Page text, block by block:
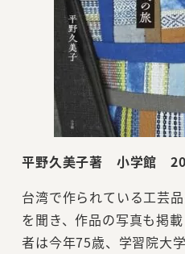
平野久美子著 小学館
台湾で作られている工芸
を聞き、作品の写真も掲
者は今年75歳、学習院大